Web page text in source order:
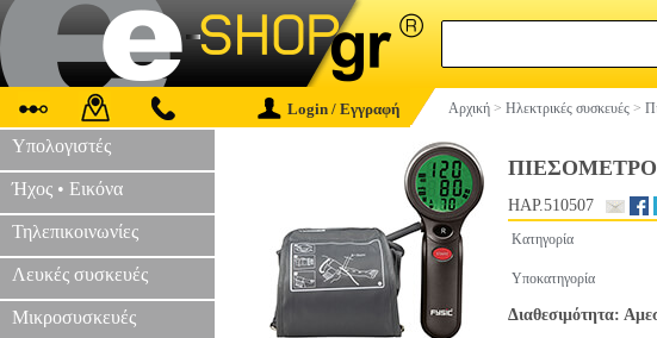
Login / Εγγραφή Αρχική > Ηλεκτρικές συσκευές >
Υπολογιστές
Ήχος • Εικόνα
Τηλεπικοινωνίες
Λευκές συσκευές
Μικροσυσκευές
ΠΙΕΣΟΜΕΤΡΟ
HAP.510507
Κατηγορία
Υποκατηγορία
Διαθεσιμότητα: